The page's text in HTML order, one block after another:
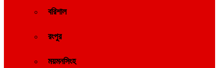
বরিশাল
রংপুর
ময়মনসিংহ